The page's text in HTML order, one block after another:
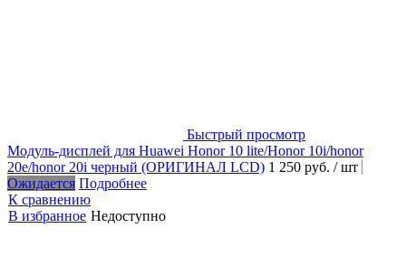
Быстрый просмотр
Модуль-дисплей для Huawei Honor 10 lite/Honor 10i/honor
20e/honor 20i черный (ОРИГИНАЛ LCD) 1 250 руб. / шт
Ожидается Подробнее
К сравнению
В избранное Недоступно